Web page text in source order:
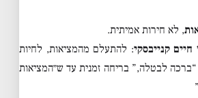
, לא חירות אמיתית.
קנייבסקי: להתעלם מהמציאות, לחיות
לבטלה,” בריחה זמנית עד ש״המציאות